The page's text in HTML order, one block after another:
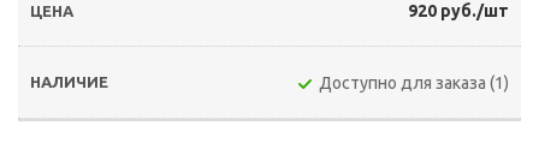
920 руб./шт
Доступно для заказа (1)